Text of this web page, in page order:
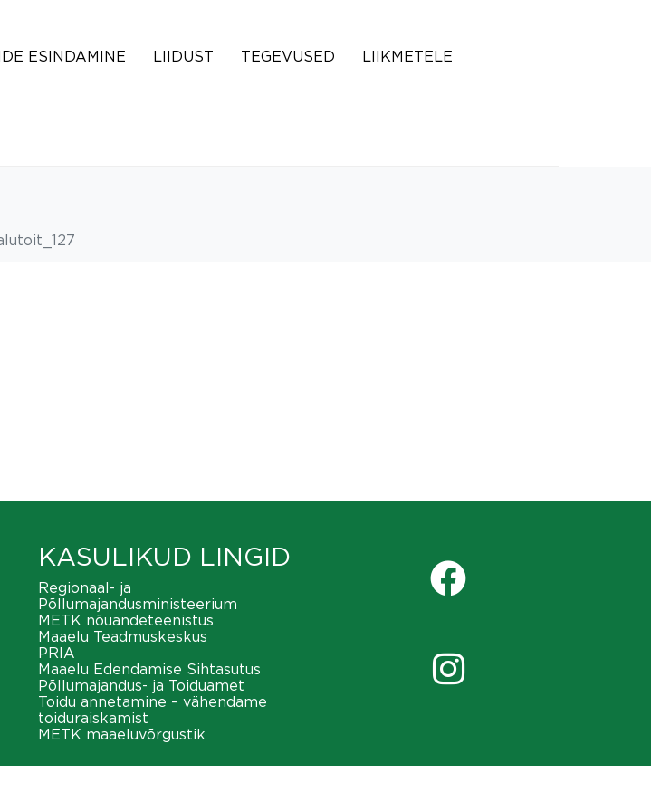
ESINDAMINE LIIDUST TEGEVUSED LIIKMETELE
KASULIKUD LINGID
Regionaal- ja
Põllumajandusministeerium
METK nõuandeteenistus
Maaelu Teadmuskeskus
PRIA
Maaelu Edendamise Sihtasutus
Põllumajandus- ja Toiduamet
Toidu annetamine – vähendame
toiduraiskamist
METK maaeluvõrgustik